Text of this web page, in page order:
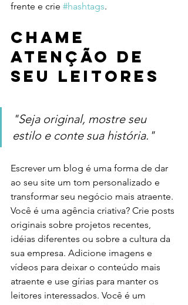
frente e crie #hashtags.
Chame
atenção de
seu leitores
"Seja original, mostre seu
estilo e conte sua história."
Escrever um blog é uma forma de dar
ao seu site um tom personalizado e
transformar seu negócio mais atraente.
Você é uma agência criativa? Crie posts
originais sobre projetos recentes,
idéias diferentes ou sobre a cultura da
sua empresa. Adicione imagens e
vídeos para deixar o conteúdo mais
atraente e use gírias para manter os
leitores interessados. Você é um